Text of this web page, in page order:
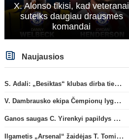
X. Alonso tikisi, kad veteranai
suteiks daugiau drausmės
komandai
Naujausios
S. Adali: „Besiktas“ klubas dirba ties D. Vlahovičiaus atvykimu“
V. Dambrausko ekipa Čempionų lygos atrankoje patyrė skaudžią nesėkmę
Ganos saugas C. Yirenkyi papildys „Coventry City“ ekipą
Ilgametis „Arsenal“ žaidėjas T. Tomiyasu papildys „Crystal Palace“ ekipą